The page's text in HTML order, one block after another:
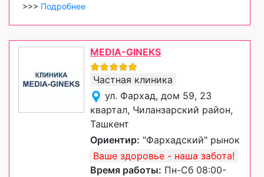
>>> Подробнее
MEDIA-GINEKS
Частная клиника
ул. Фархад, дом 59, 23
квартал, Чиланзарский район,
Ташкент
Ориентир: "Фархадский" рынок
Ваше здоровье - наша забота!
Время работы: Пн-Сб 08:00-